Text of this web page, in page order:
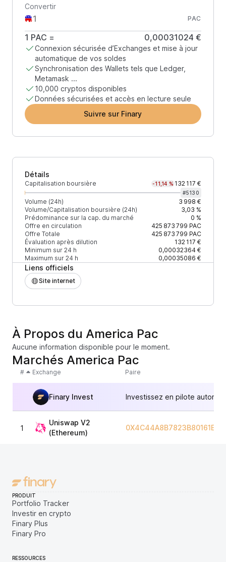
Convertir
PAC
1 PAC = 0,00031024 €
Connexion sécurisée d’Exchanges et mise à jour
automatique de vos soldes
Synchronisation des Wallets tels que Ledger,
Metamask ...
10,000 cryptos disponibles
Données sécurisées et accès en lecture seule
Suivre sur Finary
Détails
Capitalisation boursière -11,14 % 132 117 €
#5130
Volume (24h)
3 998 €
Volume/Capitalisation boursière (24h)
3,03 %
Prédominance sur la cap. du marché
0 %
Offre en circulation
425 873 799 PAC
Offre Totale
425 873 799 PAC
Évaluation après dilution
132 117 €
Minimum sur 24 h
0,00032364 €
Maximum sur 24 h
0,00035086 €
Liens officiels
Site internet
À Propos du America Pac
Aucune information disponible pour le moment.
Marchés America Pac
# Exchange Paire
Finary Invest Investissez en pilote
1
Uniswap V2
(Ethereum)
PRODUIT
Portfolio Tracker
Investir en crypto
Finary Plus
Finary Pro
RESSOURCES